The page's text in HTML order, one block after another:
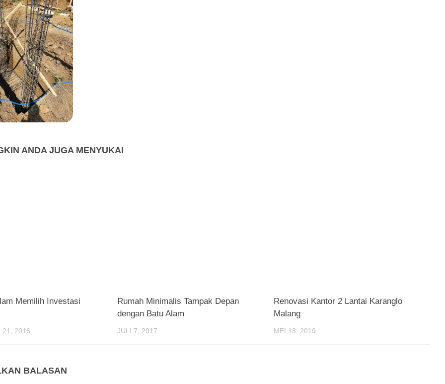
ANDA JUGA MENYUKAI
Memilih Investasi
21, 2016
Rumah Minimalis Tampak Depan
dengan Batu Alam
JULI 7, 2017
Renovasi Kantor 2 Lantai Karanglo
Malang
MEI 13, 2019
BALASAN